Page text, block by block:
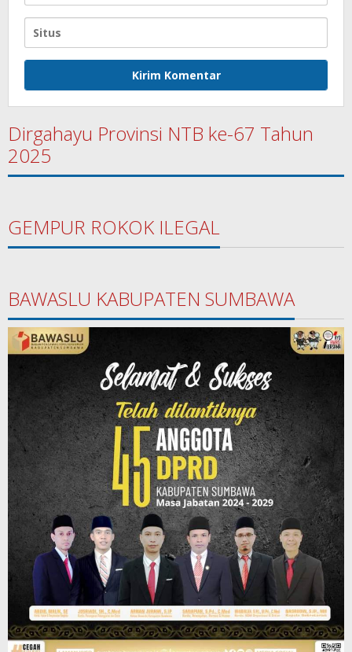
Dirgahayu Provinsi NTB ke-67 Tahun
2025
GEMPUR ROKOK ILEGAL
BAWASLU KABUPATEN SUMBAWA